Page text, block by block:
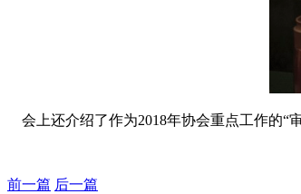
会上还介绍了作为2018年协会重点工作的“
前一篇 后一篇